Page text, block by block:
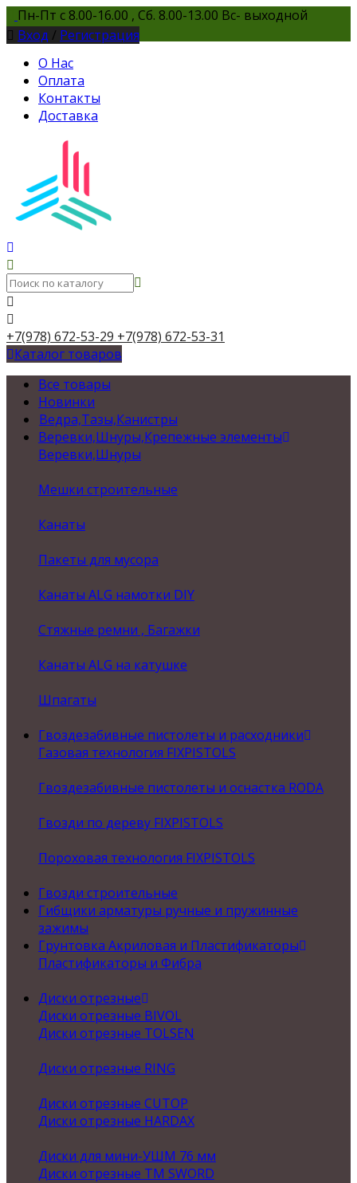
Пн-Пт с 8.00-16.00 , Сб. 8.00-13.00 Вс- выходной
Вход / Регистрация
О Нас
Оплата
Контакты
Доставка
+7(978) 672-53-29 +7(978) 672-53-31
Каталог товаров
Все товары
Новинки
Ведра,Тазы,Канистры
Веревки,Шнуры,Крепежные элементы
Веревки,Шнуры
Мешки строительные
Канаты
Пакеты для мусора
Канаты ALG намотки DIY
Стяжные ремни , Багажки
Канаты ALG на катушке
Шпагаты
Гвоздезабивные пистолеты и расходники
Газовая технология FIXPISTOLS
Гвоздезабивные пистолеты и оснастка RODA
Гвозди по дереву FIXPISTOLS
Пороховая технология FIXPISTOLS
Гвозди строительные
Гибщики арматуры ручные и пружинные
зажимы
Грунтовка Акриловая и Пластификаторы
Пластификаторы и Фибра
Диски отрезные
Диски отрезные BIVOL
Диски отрезные TOLSEN
Диски отрезные RING
Диски отрезные CUTOP
Диски отрезные HARDAX
Диски для мини-УШМ 76 мм
Диски отрезные ТМ SWORD